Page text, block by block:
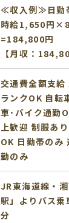
≪収入例≫日勤
時給1,650円
=184,800円
【月収：
交通費全額支給
ランクOK 自転
車･バイク通勤
上歓迎 制服あり
OK 日勤帯のみ
勤のみ
JR東海道線・
駅」よりバス
分